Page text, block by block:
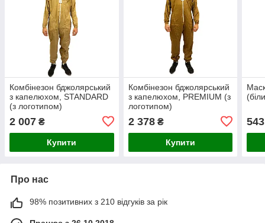
Комбінезон бджолярський
з капелюхом, STANDARD
(з логотипом)
2 007 ₴
Купити
Комбінезон бджолярський
з капелюхом, PREMIUM (з
логотипом)
2 378₴
Купити
543
Про нас
98% позитивних з 210 відгуків за рік